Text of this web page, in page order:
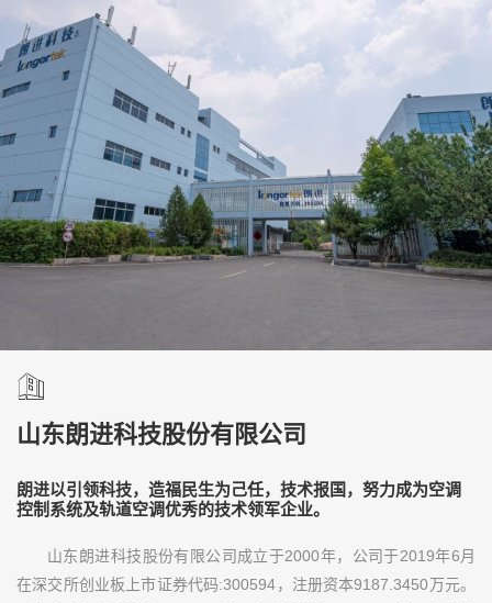
山东朗进科技股份有限公司
朗进以引领科技，造福民生为己任，技术报国，努力成为空调
控制系统及轨道空调优秀的技术领军企业。
山东朗进科技股份有限公司成立于2000年，公司于2019年6月
在深交所创业板上市证券代码:300594，注册资本9187.3450万元。